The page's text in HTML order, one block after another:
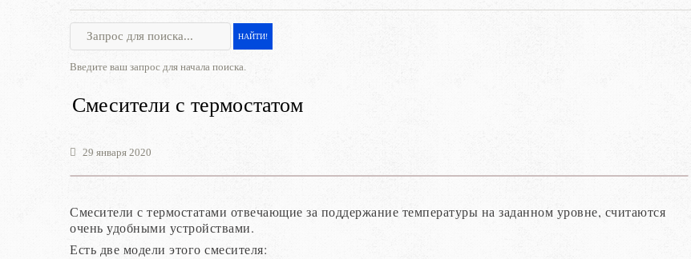
Введите ваш запрос для начала поиска.
Смесители с термостатом
29 января 2020
Смесители с термостатами отвечающие за поддержание температуры на заданном уровне, считаются
очень удобными устройствами.
Есть две модели этого смесителя: